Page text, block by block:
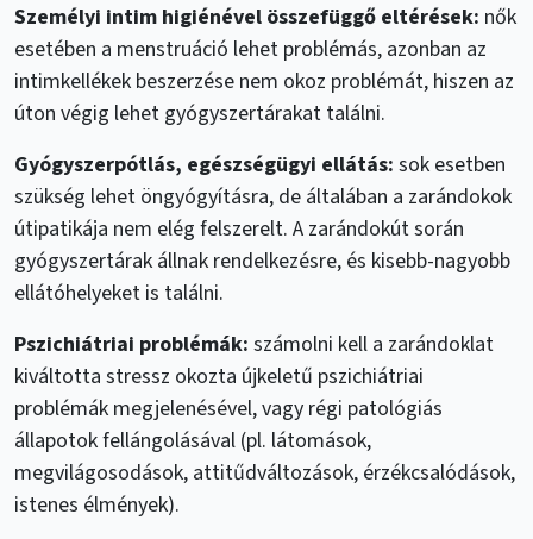
Személyi intim higiénével összefüggő eltérések: nők
esetében a menstruáció lehet problémás, azonban az
intimkellékek beszerzése nem okoz problémát, hiszen az
úton végig lehet gyógyszertárakat találni.
Gyógyszerpótlás, egészségügyi ellátás: sok esetben
szükség lehet öngyógyításra, de általában a zarándokok
útipatikája nem elég felszerelt. A zarándokút során
gyógyszertárak állnak rendelkezésre, és kisebb-nagyobb
ellátóhelyeket is találni.
Pszichiátriai problémák: számolni kell a zarándoklat
kiváltotta stressz okozta újkeletű pszichiátriai
problémák megjelenésével, vagy régi patológiás
állapotok fellángolásával (pl. látomások,
megvilágosodások, attitűdváltozások, érzékcsalódások,
istenes élmények).